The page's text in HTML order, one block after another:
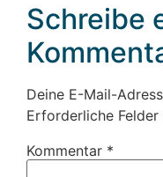
Schreibe
Deine E-Mail-
Erforderliche
Kommentar *